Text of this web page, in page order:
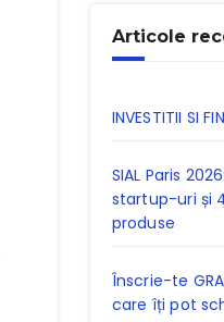
Articole
INVESTITII SI
SIAL Paris
startup-uri și
produse
Înscrie-te
care îți pot